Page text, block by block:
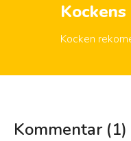
Kocken
Kommentar (1)